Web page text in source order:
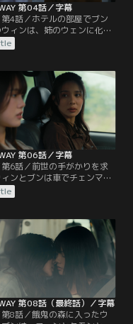
第04話／字幕
4話／ホテルの部屋でブン
ィンは、姉のウェンに化け
執拗に扉を開くように迫ら
室の親子の霊にも悩まさ
自宅に戻ったブンは母親に別
げる。ブンの一家は予言を信
ったため、父と兄を失った過
った。そのため、ブンは自分
に向き合う決意をしたのだ。
第06話／字幕
6話／前世の手がかりを求
ンとブンは車でチェンマイ
。ブンは怨霊ジョムクワン
埋められたのではないかと
あげる。ウィンは自分がか
ンという名前で、ジョムク
恋仲だったというビジョンを
また、入院中の姉ウェンの身
が迫っていることを感じる。
第08話（最終話）／字幕
8話／餓鬼の森に入ったウ